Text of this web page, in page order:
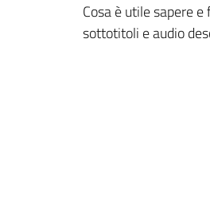
Cosa è utile sapere
sottotitoli e audio